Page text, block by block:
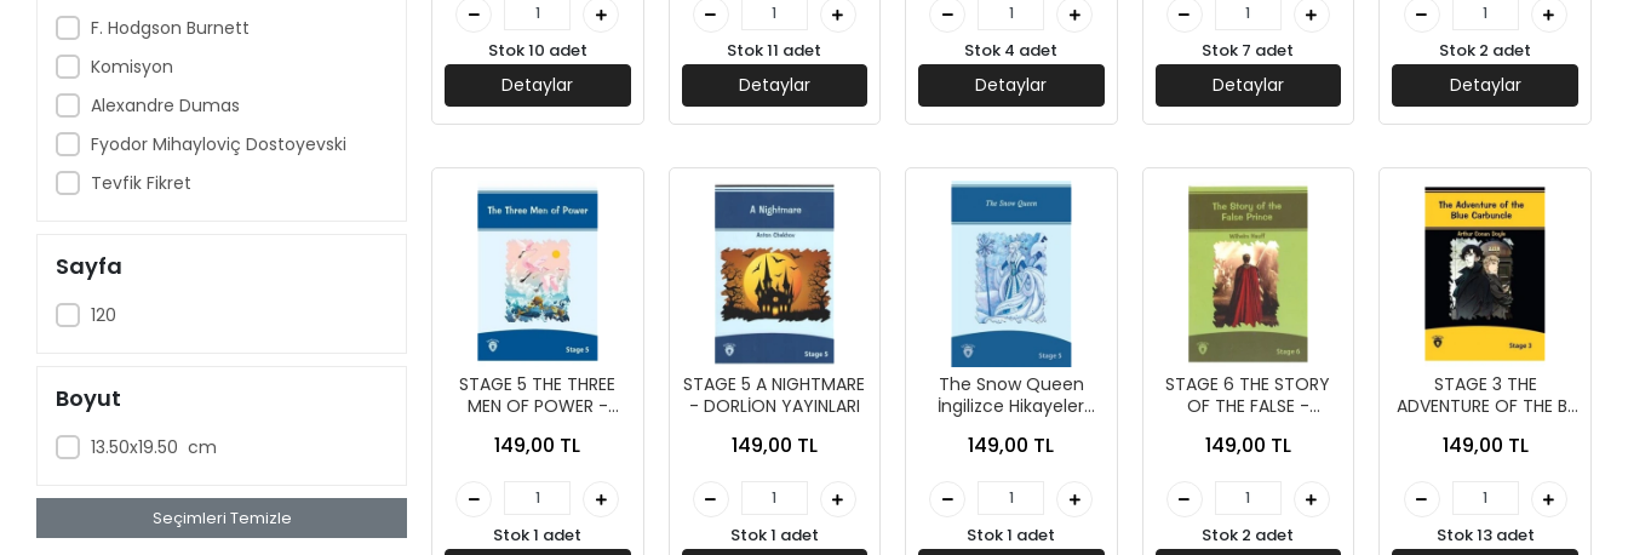
Akçağ Yayınları
AkılÇelen Yayınları
Aklımda Zeka
Akvaryum Yayınları
Alfa Yayınları
Altın Karma Yayınları
Ankara Kitap Merkezi
Anonim Yayınları
Antrenman Yayınları
F. Hodgson Burnett
Komisyon
Alexandre Dumas
Fyodor Mihayloviç Dostoyevski
Tevfik Fikret
Sayfa
120
Boyut
13.50x19.50 cm
Seçimleri Temizle
Stok 10 adet
Detaylar
Stok 11 adet
Detaylar
Stok 4 adet
Detaylar
Stok 7 adet
Detaylar
Stok 2 adet
Detaylar
STAGE 5 THE THREE
MEN OF POWER -
149,00 TL
Stok 1 adet
STAGE 5 A NIGHTMARE
- DORLİON YAYINLARI
149,00 TL
Stok 1 adet
The Snow Queen
İngilizce Hikayeler
YAYINLARI
149,00 TL
Stok 1 adet
STAGE 6 THE STORY
OF THE FALSE -
149,00 TL
Stok 2 adet
STAGE 3 THE
ADVENTURE OF THE BL
DORLİON YAYINLARI
149,00 TL
Stok 13 adet